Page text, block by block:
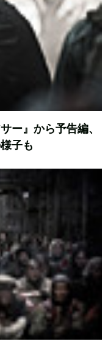
ー』から予告編、
子も